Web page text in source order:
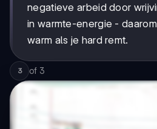
negatieve arbeid door
in warmte-energie -
warm als je hard remt.
3 of 3